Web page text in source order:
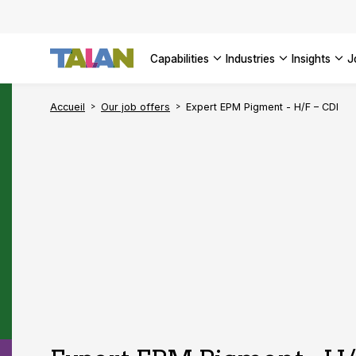
capabilities industries insights
SEE ALL
Accueil Our job offers Expert EPM Pigment - H/F – CDI